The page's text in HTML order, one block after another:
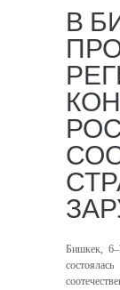
В
Бишкек,
состоялась